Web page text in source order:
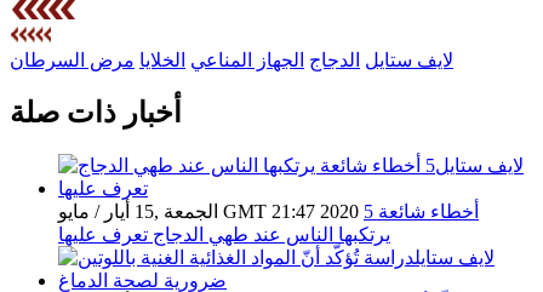
لايف ستايل الدجاج الجهاز المناعي الخلايا مرض السرطان
أخبار ذات صلة
الجمعة ,15 أيار / مايو GMT 21:47 2020 5 أخطاء شائعة
يرتكبها الناس عند طهي الدجاج تعرف عليها